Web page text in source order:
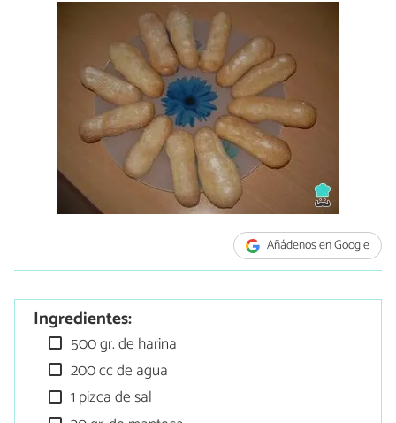
Añádenos en Google
Ingredientes:
500 gr. de harina
200 cc de agua
1 pizca de sal